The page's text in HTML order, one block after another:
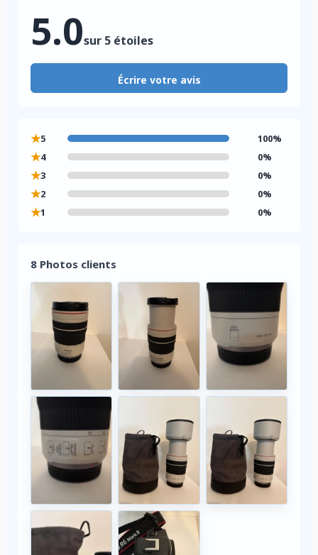
5.0sur 5 étoiles
Écrire votre avis
★5 100%
★4 0%
★3 0%
★2 0%
★1 0%
8 Photos clients